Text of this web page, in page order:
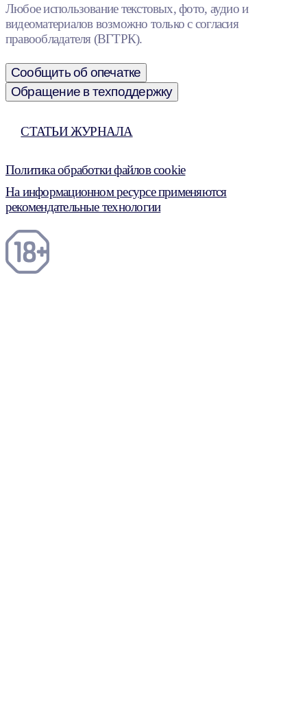
Любое использование текстовых, фото, аудио и
видеоматериалов возможно только с согласия
правообладателя (ВГТРК).
Сообщить об опечатке
Обращение в техподдержку
СТАТЬИ ЖУРНАЛА
Политика обработки файлов cookie
На информационном ресурсе применяются
рекомендательные технологии